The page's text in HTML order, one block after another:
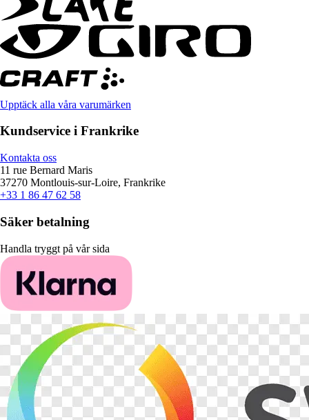
Upptäck alla våra varumärken
Kundservice i Frankrike
Kontakta oss
11 rue Bernard Maris
37270 Montlouis-sur-Loire, Frankrike
+33 1 86 47 62 58
Säker betalning
Handla tryggt på vår sida